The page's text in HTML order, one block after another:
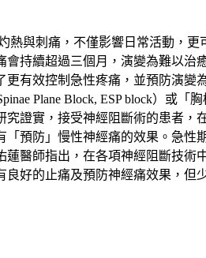
與刺痛，不僅影響日常活動，
續超過三個月，演變為難以治
有效控制急性疼痛，並預防演
Plane Block, ESP block）或「
證實，接受神經阻斷術的患者
預防」慢性神經痛的效果。急性
醫師指出，在各項神經阻斷技
好的止痛及預防神經痛效果，但